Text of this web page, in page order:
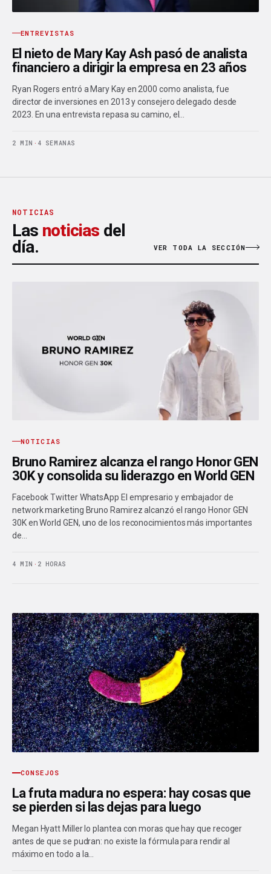
ENTREVISTAS
El nieto de Mary Kay Ash pasó de analista
financiero a dirigir la empresa en 23 años
Ryan Rogers entró a Mary Kay en 2000 como analista, fue
director de inversiones en 2013 y consejero delegado desde
2023. En una entrevista repasa su camino, el…
2 MIN · 4 SEMANAS
NOTICIAS
Las noticias del
día.
VER TODA LA SECCIÓN
NOTICIAS
Bruno Ramirez alcanza el rango Honor GEN
30K y consolida su liderazgo en World GEN
Facebook Twitter WhatsApp El empresario y embajador de
network marketing Bruno Ramirez alcanzó el rango Honor GEN
30K en World GEN, uno de los reconocimientos más importantes
de…
4 MIN · 2 HORAS
CONSEJOS
La fruta madura no espera: hay cosas que
se pierden si las dejas para luego
Megan Hyatt Miller lo plantea con moras que hay que recoger
antes de que se pudran: no existe la fórmula para rendir al
máximo en todo a la…